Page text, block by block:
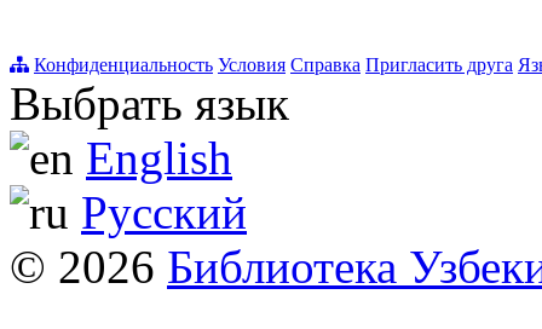
Конфиденциальность Условия Справка Пригласить друга
Выбрать язык
English
Русский
© 2026 Библиотека